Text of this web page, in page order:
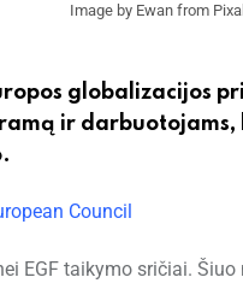
Image by Ewan from
globalizacijos
ir
Council
EGF taikymo sričiai.